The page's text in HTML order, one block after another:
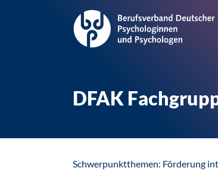
DFAK
Schwerpunktthemen: Förderung